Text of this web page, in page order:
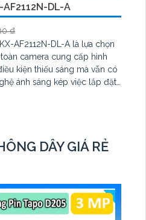
AF2112N-DL-A
₫
AF2112N-DL-A là lựa chọn
camera cung cấp hình
kiện thiếu sáng mà vẫn có
ánh sáng kép việc lắp đặt
nghệ giám sát Full Color
DÂY GIÁ RẺ